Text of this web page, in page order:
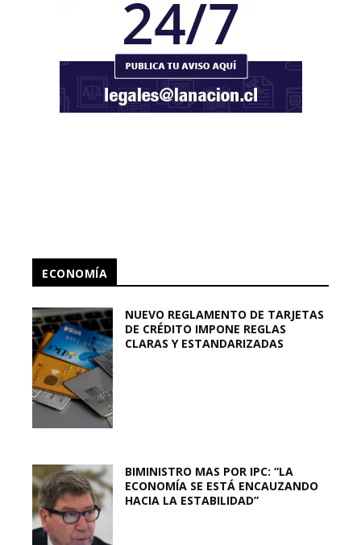
ECONOMÍA
NUEVO REGLAMENTO DE TARJETAS
DE CRÉDITO IMPONE REGLAS
CLARAS Y ESTANDARIZADAS
BIMINISTRO MAS POR IPC: “LA
ECONOMÍA SE ESTÁ ENCAUZANDO
HACIA LA ESTABILIDAD”